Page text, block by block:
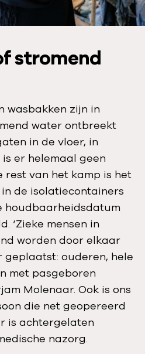
stromend
wasbakken zijn in
water ontbreekt
in de vloer, in
er helemaal geen
rest van het kamp is het
de isolatiecontainers
houdbaarheidsdatum
‘Zieke mensen in
worden door elkaar
geplaatst: ouderen, hele
met pasgeboren
Molenaar. Ook is ons
die net geopereerd
is achtergelaten
nazorg.